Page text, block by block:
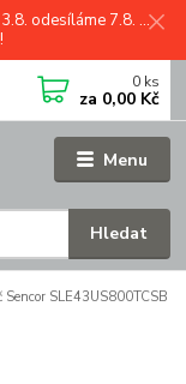
odesíláme 7.8. ...
Menu
Hledat
0 ks
za 0,00 Kč
SLE43US800TCSB